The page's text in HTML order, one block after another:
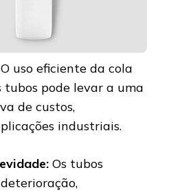
O uso eficiente da cola
tubos pode levar a uma
de custos,
industriais.
Os tubos